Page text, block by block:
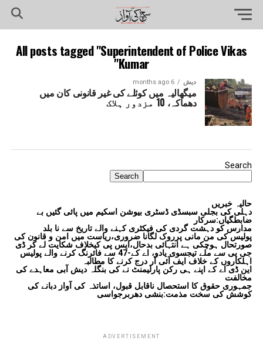
All posts tagged "Superintendent of Police Vikas
Kumar"
دیش 6 months ago
میگھالیہ میں کوئلے کی غیر قانونی کان میں
دھماکہ، 10 مزدور ہلاک
Search
Search
حالیہ خبریں
دہلی کی بجلی سبسڈی ڈسٹری بیوشن اسکیم میں پائی گئیں بے
ضابطگیاں:سرکار
مدارس کو دہشت گردی کی فیکٹری کہنے والے تاریخ سے نا بلد
پولیس کی من مانی پرروک لگانا ضروری،ریاست میں امن و قانون کی
صورتحال ہوچکی ہے انتہائی بدحال،ایس پی کیخلاف شکایت لے کر ڈی
جی پی سے ملے تیجسوی یادو، اے کے-47 سے فائرنگ کرنے والے پولیس
اہلکاروں کے خلاف ایف آئی آر درج کرنے کا مطالبہ
این ڈی اے کے اپنے ہی رکن پارلیمنٹ نے کی بنگلہ دیش آبی معاہدے کی
مخالفت
جمہوری حقوق کا استحصال ناقابل قبول، اساتذہ کی آواز دبانے کی
کوشش کی سخت مذمت:بنشی دھربرجواسی
ADVERTISEMENT